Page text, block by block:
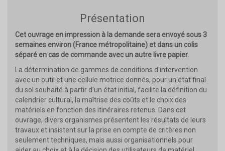
Présentation
Cet ouvrage en impression à la demande sera envoyé sous 3
semaines environ (France métropolitaine) et dans un colis
séparé en cas de commande avec un autre livre papier.
La détermination de gammes de conditions d'intervention
avec un outil et une cellule motrice donnés, pour un état final
du sol souhaité à partir d'un état initial, facilite la définition du
calendrier cultural, la maîtrise des coûts et le choix des
matériels en fonction des itinéraires retenus. Dans cet
ouvrage, divers organismes présentent les résultats de leurs
travaux et insistent sur la prise en compte de critères non
seulement techniques, mais aussi organisationnels pour